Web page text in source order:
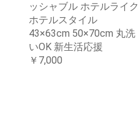
ッシャブル ホテルライク
ホテルスタイル
43×63cm 50×70cm 丸洗
いOK 新生活応援
￥7,000